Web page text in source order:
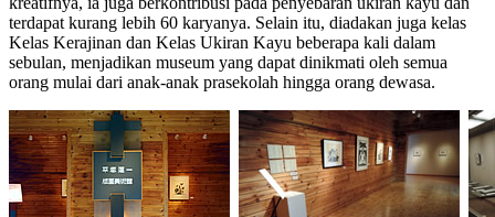
terdapat kurang lebih 60 karyanya. Selain itu, diadakan juga kelas
Kelas Kerajinan dan Kelas Ukiran Kayu beberapa kali dalam
sebulan, menjadikan museum yang dapat dinikmati oleh semua
orang mulai dari anak-anak prasekolah hingga orang dewasa.